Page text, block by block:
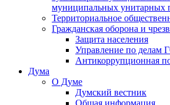
муниципальных унитарных
Территориальное
Гражданская оборона и
Защита населения
Управление по делам
Антикоррупционная
Дума
О Думе
Думский вестник